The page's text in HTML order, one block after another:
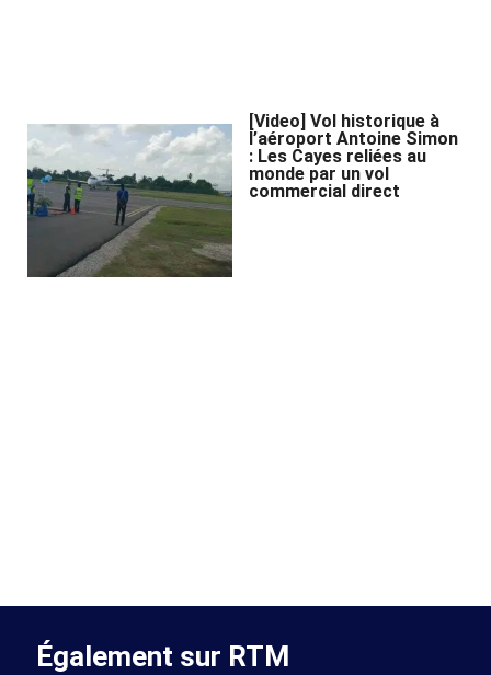
[Video] Vol historique à
l’aéroport Antoine Simon
: Les Cayes reliées au
monde par un vol
commercial direct
Également sur RTM